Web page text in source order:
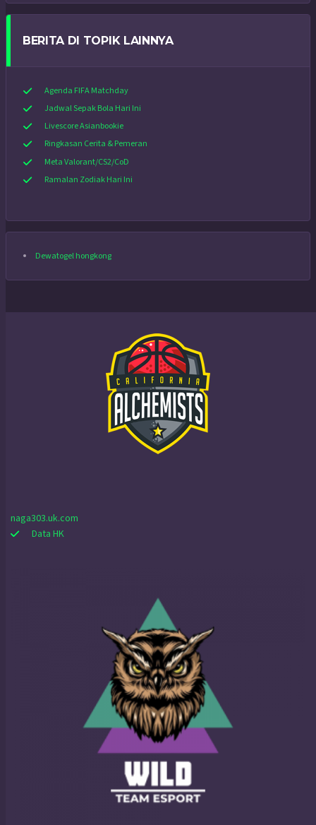
BERITA DI TOPIK LAINNYA
Agenda FIFA Matchday
Jadwal Sepak Bola Hari Ini
Livescore Asianbookie
Ringkasan Cerita & Pemeran
Meta Valorant/CS2/CoD
Ramalan Zodiak Hari Ini
Dewatogel hongkong
naga303.uk.com
Data HK